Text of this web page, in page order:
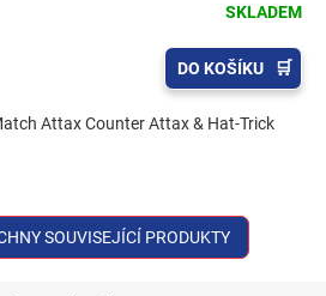
SKLADEM
DO KOŠÍKU
Attax Counter Attax & Hat-Trick
SOUVISEJÍCÍ PRODUKTY